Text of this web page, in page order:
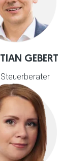
GEBERT
Steuerberater